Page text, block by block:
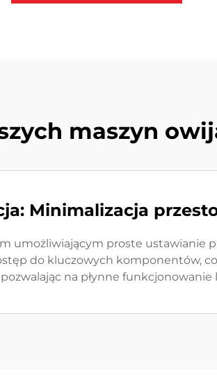
maszyn
Minimalizacja
proste ustawianie
do kluczowych komponentów,
na płynne